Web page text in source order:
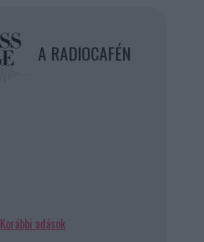
A RADIOCAFÉN
Korábbi adások